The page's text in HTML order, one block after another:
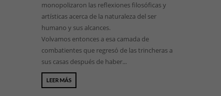
monopolizaron las reflexiones filosóficas y
artísticas acerca de la naturaleza del ser
humano y sus alcances.
Volvamos entonces a esa camada de
combatientes que regresó de las trincheras a
sus casas después de haber...
LEER MÁS